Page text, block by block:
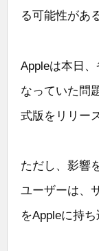
る可能性があ
Appleは本日
なっていた問
式版をリリー
ただし、影響
ユーザーは、
をAppleに持